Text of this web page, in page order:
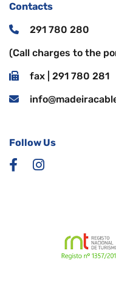
Contacts
291 780 280
(Call charges to the
fax | 291 780 281
Follow Us